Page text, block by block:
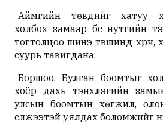
-Аймгийн төвүүдийг хатуу
холбох замаар бүс нутгийн
тогтолцоо шинэ түвшинд
суурь тавигдана.
-Боршоо, Булган боомтыг
хоёр дахь тэнхлэгийн
улсын боомтын хөгжил,
сүлжээтэй уялдах боломжийг